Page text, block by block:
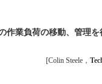
作業負荷の移動、管理を
[Colin Steele，